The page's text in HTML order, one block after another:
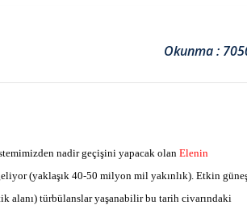
Okunma :
nadir geçişini yapacak olan Elenin
(yaklaşık 40-50 milyon mil yakınlık). Etkin
alanı) türbülanslar yaşanabilir bu tarih civarındaki